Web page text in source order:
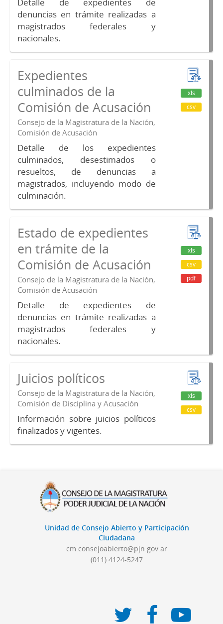
Detalle de expedientes de
denuncias en trámite realizadas a
magistrados federales y
nacionales.
Expedientes
culminados de la
Comisión de Acusación
Consejo de la Magistratura de la Nación,
Comisión de Acusación
Detalle de los expedientes
culminados, desestimados o
resueltos, de denuncias a
magistrados, incluyendo modo de
culminación.
xls
csv
Estado de expedientes
en trámite de la
Comisión de Acusación
Consejo de la Magistratura de la Nación,
Comisión de Acusación
Detalle de expedientes de
denuncias en trámite realizadas a
magistrados federales y
nacionales.
xls
csv
pdf
Juicios políticos
Consejo de la Magistratura de la Nación,
Comisión de Disciplina y Acusación
Información sobre juicios políticos
finalizados y vigentes.
xls
csv
Unidad de Consejo Abierto y Participación
Ciudadana
cm.consejoabierto@pjn.gov.ar
(011) 4124-5247